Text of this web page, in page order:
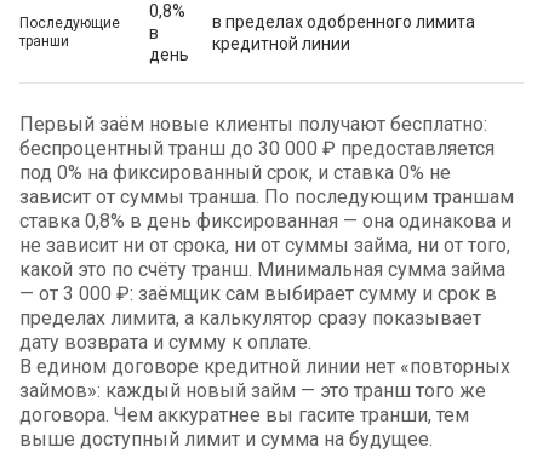
Последующие
транши
0,8%
в
день
в пределах одобренного лимита
кредитной линии
Первый заём новые клиенты получают бесплатно:
беспроцентный транш до 30 000 ₽ предоставляется
под 0% на фиксированный срок, и ставка 0% не
зависит от суммы транша. По последующим траншам
ставка 0,8% в день фиксированная — она одинакова и
не зависит ни от срока, ни от суммы займа, ни от того,
какой это по счёту транш. Минимальная сумма займа
— от 3 000 ₽: заёмщик сам выбирает сумму и срок в
пределах лимита, а калькулятор сразу показывает
дату возврата и сумму к оплате.
В едином договоре кредитной линии нет «повторных
займов»: каждый новый займ — это транш того же
договора. Чем аккуратнее вы гасите транши, тем
выше доступный лимит и сумма на будущее.